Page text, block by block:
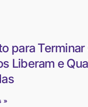
para Terminar
Liberam e
»